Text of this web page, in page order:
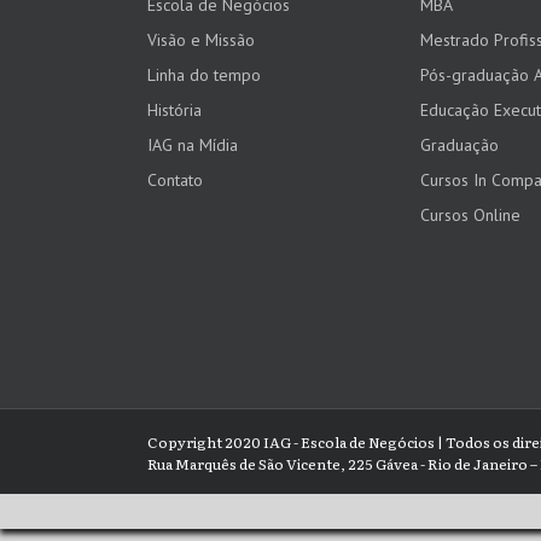
Escola de Negócios
Visão e Missão
Linha do tempo
História
IAG na Mídia
Contato
MBA
Mestrado
Pós-graduação
Educação
Graduação
Cursos In
Cursos Online
Copyright 2020 IAG - Escola de Negócios | Todos os
Rua Marquês de São Vicente, 225 Gávea - Rio de Janeiro